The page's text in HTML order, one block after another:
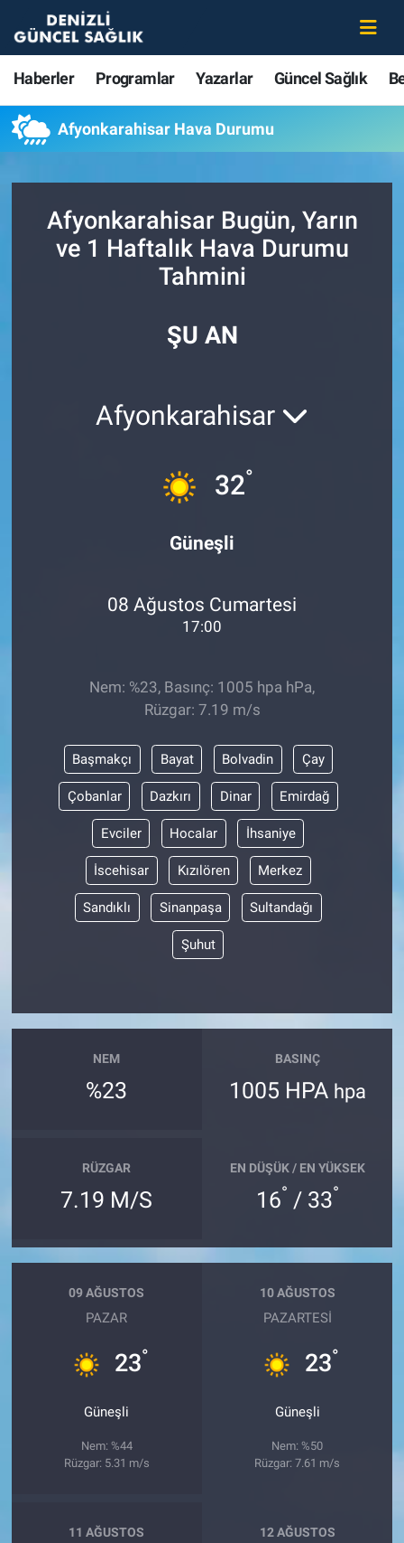
Haberler Programlar Yazarlar Güncel Sağlık
Afyonkarahisar Hava Durumu
Afyonkarahisar Bugün, Yarın
ve 1 Haftalık Hava Durumu
Tahmini
ŞU AN
Afyonkarahisar
32°
Güneşli
08 Ağustos Cumartesi
17:00
Nem: %23, Basınç: 1005 hpa hPa,
Rüzgar: 7.19 m/s
Başmakçı Bayat Bolvadin Çay
Çobanlar Dazkırı Dinar Emirdağ
Evciler Hocalar İhsaniye
İscehisar Kızılören Merkez
Sandıklı Sinanpaşa Sultandağı
Şuhut
NEM
%23
BASINÇ
1005 HPA hpa
RÜZGAR
7.19 M/S
EN DÜŞÜK / EN YÜKSEK
16° / 33°
09 AĞUSTOS
PAZAR
23°
Güneşli
Nem: %44
Rüzgar: 5.31 m/s
10 AĞUSTOS
PAZARTESI
23°
Güneşli
Nem: %50
Rüzgar: 7.61 m/s
11 AĞUSTOS 12 AĞUSTOS
Haberler
Güncel Sağlık
Beslenme
Merkezefendi Nöbetçi Eczaneler
Süper Lig Puan Durumu ve Fikstür
Tüm Manşetler